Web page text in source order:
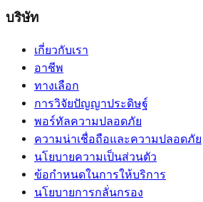
บริษัท
เกี่ยวกับเรา
อาชีพ
ทางเลือก
การวิจัยปัญญาประดิษฐ์
พอร์ทัลความปลอดภัย
ความน่าเชื่อถือและความปลอดภัย
นโยบายความเป็นส่วนตัว
ข้อกำหนดในการให้บริการ
นโยบายการกลั่นกรอง